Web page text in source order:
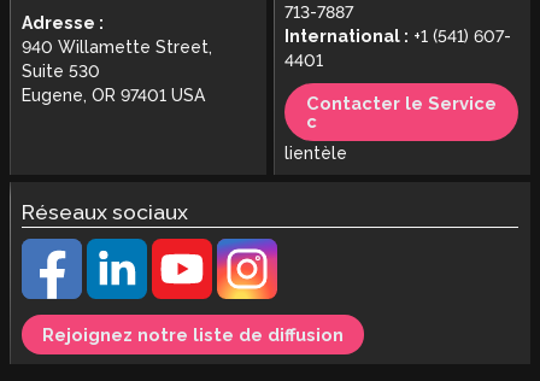
Adresse :
940 Willamette Street,
Suite 530
Eugene, OR 97401 USA
713-7887
International : +1 (541) 607-
4401
Contacter le Service
c
lientèle
Réseaux sociaux
Rejoignez notre liste de diffusion